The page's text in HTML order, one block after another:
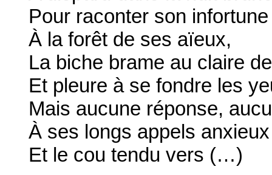
Pour raconter son infortune
À la forêt de ses aïeux,
La biche brame au claire
Et pleure à se fondre les
Mais aucune réponse,
À ses longs appels
Et le cou tendu vers (…)